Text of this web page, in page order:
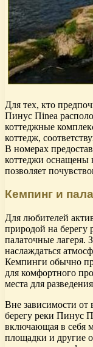
Для тех, кто
Пинус Пinea
коттеджные
коттедж,
В номерах
коттеджи оснащены
позволяет
Кемпинг и
Для любителей
природой на
палаточные лагеря.
наслаждаться
Кемпинги обычно
для комфортного
места для
Вне зависимости от
берегу реки Пинус
включающая в себя
площадки и другие